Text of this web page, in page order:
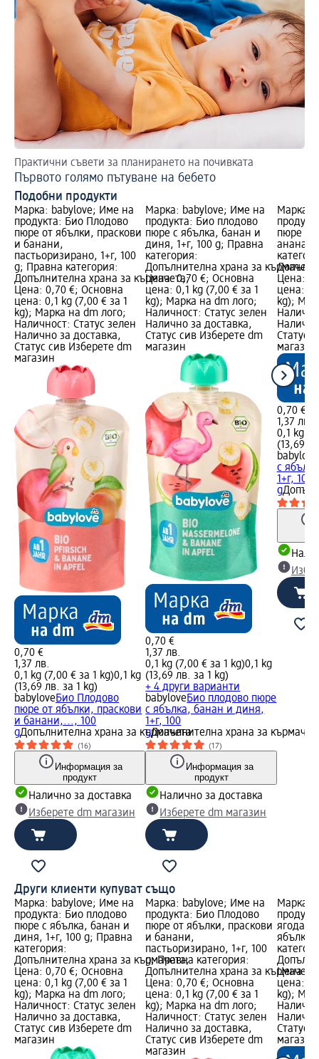
Практични съвети за планирането на почивката
Първото голямо пътуване на бебето
Подобни продукти
Марка: babylove; Име на
продукта: Био Плодово
пюре от ябълки, праскови
и банани,
пастьоризирано, 1+г, 100
g; Правна категория:
Допълнителна храна за кърмачета;
Цена: 0,70 €; Основна
цена: 0,1 kg (7,00 € за 1
kg); Марка на dm лого;
Наличност: Статус зелен
Налично за доставка,
Статус сив Изберете dm
магазин
0,70 €
1,37 лв.
0,1 kg (7,00 € за 1 kg)0,1 kg
(13,69 лв. за 1 kg)
babyloveБио Плодово
пюре от ябълки, праскови
и банани,..., 100
gДопълнителна храна за кърмачета
(16)
Информация за
продукт
Налично за доставка
Изберете dm магазин
Марка: babylove; Име на
продукта: Био плодово
пюре с ябълка, банан и
диня, 1+г, 100 g; Правна
категория:
Допълнителна храна за
Цена: 0,70 €; Основна
цена: 0,1 kg (7,00 € за 1
kg); Марка на dm лого;
Наличност: Статус зелен
Налично за доставка,
Статус сив Изберете dm
магазин
0,70 €
1,37 лв.
0,1 kg (7,00 € за 1 kg)0,1 kg
(13,69 лв. за 1 kg)
+ 4 други варианти
babyloveБио плодово пюре
с ябълка, банан и диня,
1+г, 100
gДопълнителна храна за
(17)
Информация за
продукт
Налично за доставка
Изберете dm магазин
Марка:
пюре с
ананас,
Цена:
цена:
kg);
Статус
магазин
0,70 €
1,37 лв.
0,1 kg
(13,69
babylove
с
1+г, 100
g
Други клиенти купуват също
Марка: babylove; Име на
продукта: Био плодово
пюре с ябълка, банан и
диня, 1+г, 100 g; Правна
категория:
Допълнителна храна за кърмачета;
Цена: 0,70 €; Основна
цена: 0,1 kg (7,00 € за 1
kg); Марка на dm лого;
Наличност: Статус зелен
Налично за доставка,
Статус сив Изберете dm
магазин
Марка: babylove; Име на
продукта: Био Плодово
пюре от ябълки, праскови
и банани,
пастьоризирано, 1+г, 100
g; Правна категория:
Допълнителна храна за
Цена: 0,70 €; Основна
цена: 0,1 kg (7,00 € за 1
kg); Марка на dm лого;
Наличност: Статус зелен
Налично за доставка,
Статус сив Изберете dm
магазин
Марка:
ягода,
ябълка,
Цена:
цена:
kg);
Статус
магазин